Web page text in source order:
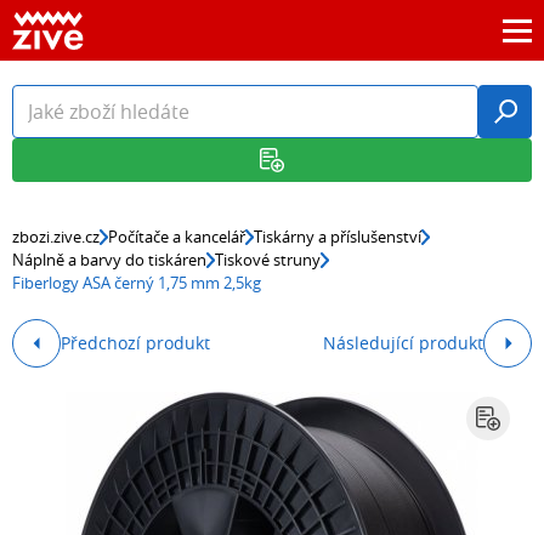
zbozi.zive.cz Počítače a kancelář Tiskárny a příslušenství
Náplně a barvy do tiskáren Tiskové struny
Fiberlogy ASA černý 1,75 mm 2,5kg
Předchozí produkt Následující produkt